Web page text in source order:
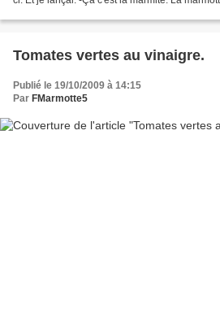
Tomates vertes au vinaigre.
Publié le 19/10/2009 à 14:15
Par FMarmotte5